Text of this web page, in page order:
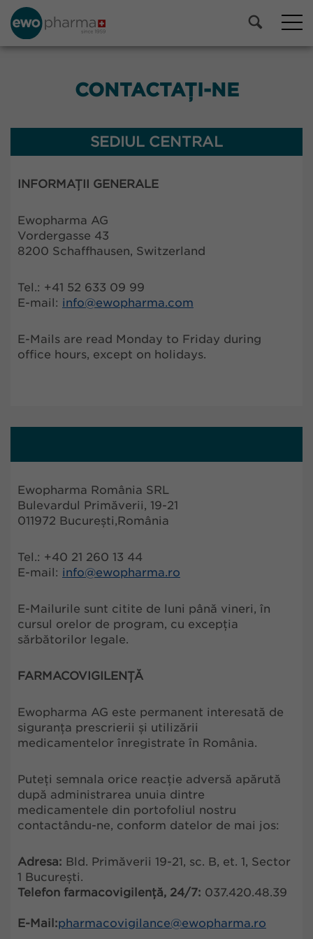
CONTACTAȚI-NE
SEDIUL CENTRAL
INFORMAȚII GENERALE
Ewopharma AG
Vordergasse 43
8200 Schaffhausen, Switzerland
Tel.: +41 52 633 09 99
E-mail: info@ewopharma.com
E-Mails are read Monday to Friday during
office hours, except on holidays.
Ewopharma România SRL
Bulevardul Primăverii, 19-21
011972 București,România
Tel.: +40 21 260 13 44
E-mail: info@ewopharma.ro
E-Mailurile sunt citite de luni până vineri, în
cursul orelor de program, cu excepția
sărbătorilor legale.
FARMACOVIGILENȚĂ
Ewopharma AG este permanent interesată de
siguranța prescrierii și utilizării
medicamentelor înregistrate în România.
Puteți semnala orice reacție adversă apărută
după administrarea unuia dintre
medicamentele din portofoliul nostru
contactându-ne, conform datelor de mai jos:
Adresa: Bld. Primăverii 19-21, sc. B, et. 1, Sector
1 București.
Telefon farmacovigilență, 24/7: 037.420.48.39
E-Mail:pharmacovigilance@ewopharma.ro